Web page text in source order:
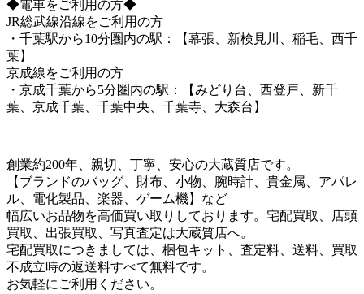
◆電車をご利用の方◆
JR総武線沿線をご利用の方
・千葉駅から10分圏内の駅：【幕張、新検見川、稲毛、西千
葉】
京成線をご利用の方
・京成千葉から5分圏内の駅：【みどり台、西登戸、新千
葉、京成千葉、千葉中央、千葉寺、大森台】
創業約200年、親切、丁寧、安心の大蔵質店です。
【ブランドのバッグ、財布、小物、腕時計、貴金属、アパレ
ル、電化製品、楽器、ゲーム機】など
幅広いお品物を高価買い取りしております。宅配買取、店頭
買取、出張買取、写真査定は大蔵質店へ。
宅配買取につきましては、梱包キット、査定料、送料、買取
不成立時の返送料すべて無料です。
お気軽にご利用ください。